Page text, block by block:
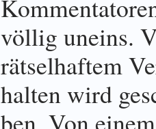
völlig uneins.
rätsel­haftem
halten wird
ben. Von